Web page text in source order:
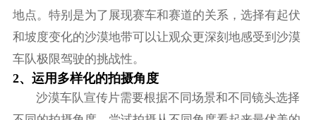
地点。特别是为了展现赛车和赛道的关系，选择有起伏
和坡度变化的沙漠地带可以让观众更深刻地感受到沙漠
车队极限驾驶的挑战性。
2、运用多样化的拍摄角度
沙漠车队宣传片需要根据不同场景和不同镜头选择